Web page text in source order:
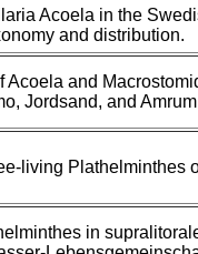
Acoela in the
and distribution.
Acoela and
Jordsand, and
living Plathelminthes
in